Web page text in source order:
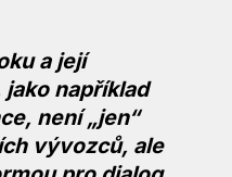
a její
například
není „jen“
vývozců, ale